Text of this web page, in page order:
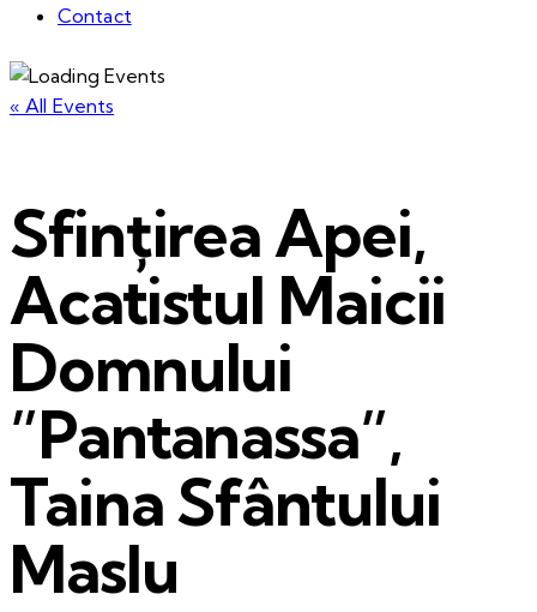
Contact
« All Events
Sfințirea Apei,
Acatistul Maicii
Domnului
”Pantanassa”,
Taina Sfântului
Maslu